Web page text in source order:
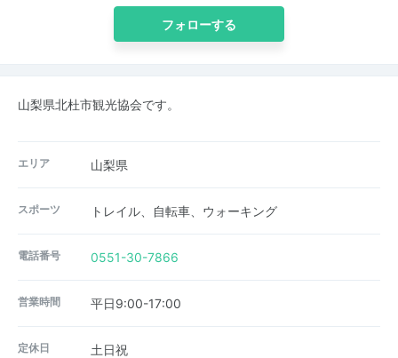
フォローする
山梨県北杜市観光協会です。
エリア 山梨県
スポーツ トレイル、自転車、ウォーキング
電話番号 0551-30-7866
営業時間 平日9:00-17:00
定休日 土日祝